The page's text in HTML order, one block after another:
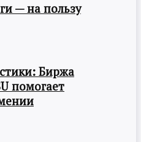
— на пользу
Биржа
помогает